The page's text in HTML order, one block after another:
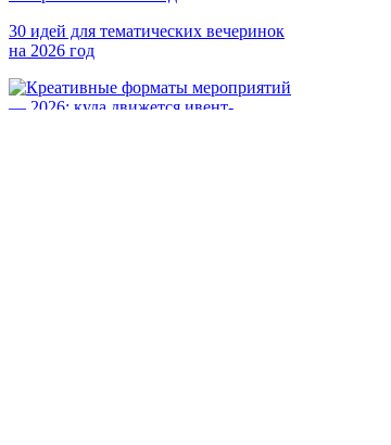
30 идей для тематических вечеринок
на 2026 год